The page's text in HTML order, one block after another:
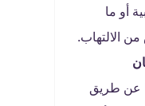
أو ما
الالتهاب.
عن طريق